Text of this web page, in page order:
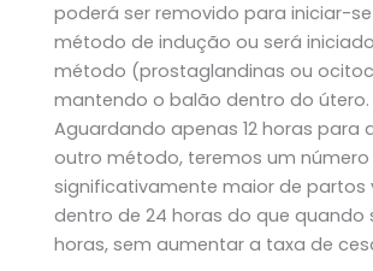
poderá ser removido para iniciar-
método de indução ou será
método (prostaglandinas ou
mantendo o balão dentro do útero.
Aguardando apenas 12 horas para
outro método, teremos um número
significativamente maior de partos
dentro de 24 horas do que quando
horas, sem aumentar a taxa de